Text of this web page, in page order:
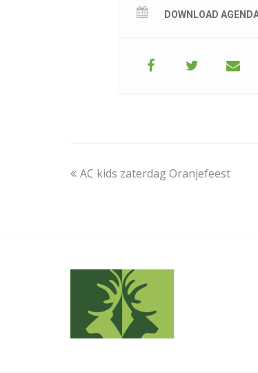
DOWNLOAD
previous
AC kids zaterdag Oranjefeest